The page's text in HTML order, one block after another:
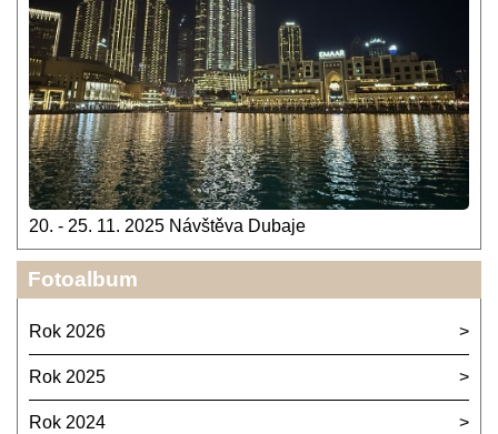
20. - 25. 11. 2025 Návštěva Dubaje
Fotoalbum
Rok 2026
Rok 2025
Rok 2024